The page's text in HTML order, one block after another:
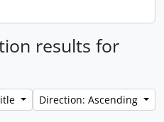
results for
Direction: Ascending